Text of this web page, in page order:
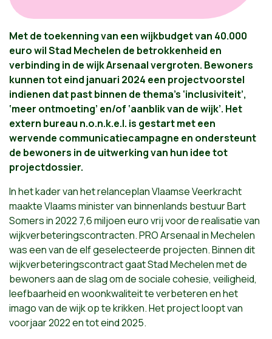
Met de toekenning van een wijkbudget van 40.000
euro wil Stad Mechelen de betrokkenheid en
verbinding in de wijk Arsenaal vergroten. Bewoners
kunnen tot eind januari 2024 een projectvoorstel
indienen dat past binnen de thema’s ‘inclusiviteit’,
‘meer ontmoeting’ en/of ‘aanblik van de wijk’. Het
extern bureau n.o.n.k.e.l. is gestart met een
wervende communicatiecampagne en ondersteunt
de bewoners in de uitwerking van hun idee tot
projectdossier.
In het kader van het relanceplan Vlaamse Veerkracht
maakte Vlaams minister van binnenlands bestuur Bart
Somers in 2022 7,6 miljoen euro vrij voor de realisatie van
wijkverbeteringscontracten. PRO Arsenaal in Mechelen
was een van de elf geselecteerde projecten. Binnen dit
wijkverbeteringscontract gaat Stad Mechelen met de
bewoners aan de slag om de sociale cohesie, veiligheid,
leefbaarheid en woonkwaliteit te verbeteren en het
imago van de wijk op te krikken. Het project loopt van
voorjaar 2022 en tot eind 2025.